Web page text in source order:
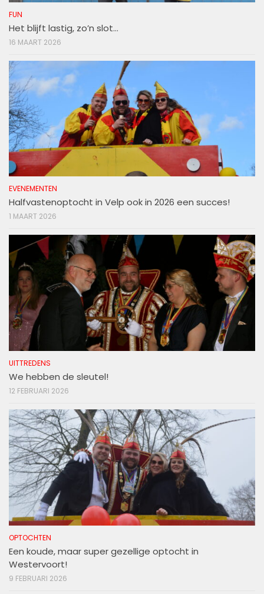
FUN
Het blijft lastig, zo’n slot…
16 MAART 2026
EVENEMENTEN
Halfvastenoptocht in Velp ook in 2026 een succes!
1 MAART 2026
UITTREDENS
We hebben de sleutel!
12 FEBRUARI 2026
OPTOCHTEN
Een koude, maar super gezellige optocht in
Westervoort!
9 FEBRUARI 2026